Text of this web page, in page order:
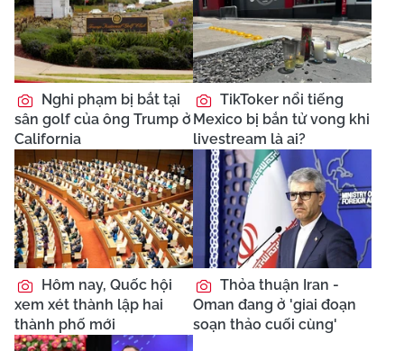
Nghi phạm bị bắt tại
sân golf của ông Trump ở
California
TikToker nổi tiếng
Mexico bị bắn tử vong khi
livestream là ai?
Hôm nay, Quốc hội
xem xét thành lập hai
thành phố mới
Thỏa thuận Iran -
Oman đang ở 'giai đoạn
soạn thảo cuối cùng'